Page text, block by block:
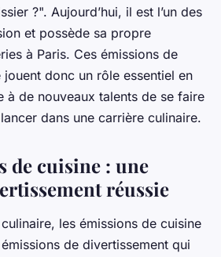
?". Aujourd’hui, il est l’un des
et possède sa propre
à Paris. Ces émissions de
donc un rôle essentiel en
à de nouveaux talents de se faire
dans une carrière culinaire.
de cuisine : une
réussie
les émissions de cuisine
de divertissement qui